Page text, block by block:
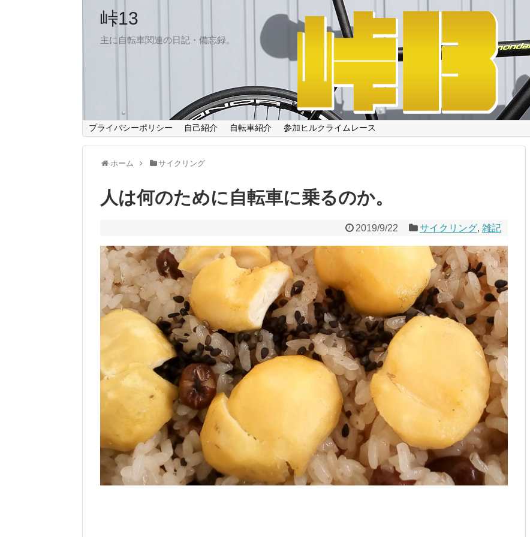
峠13
主に自転車関連の日記・備忘録。
プライバシーポリシー 自己紹介 自転車紹介 参加ヒルクライムレース
ホーム サイクリング
人は何のために自転車に乗るのか。
2019/9/22 サイクリング, 雑記